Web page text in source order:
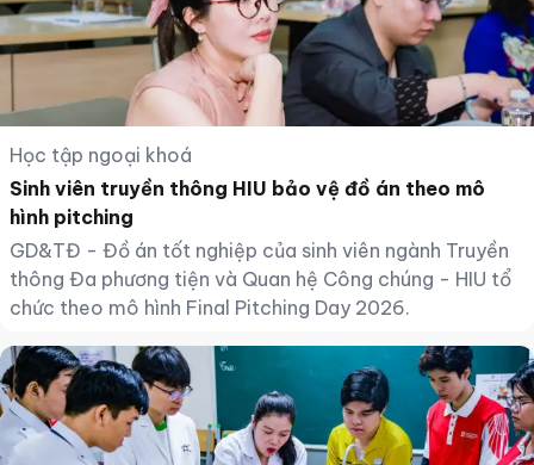
Học tập ngoại khoá
Sinh viên truyền thông HIU bảo vệ đồ án theo mô
hình pitching
GD&TĐ - Đồ án tốt nghiệp của sinh viên ngành Truyền
thông Đa phương tiện và Quan hệ Công chúng - HIU tổ
chức theo mô hình Final Pitching Day 2026.